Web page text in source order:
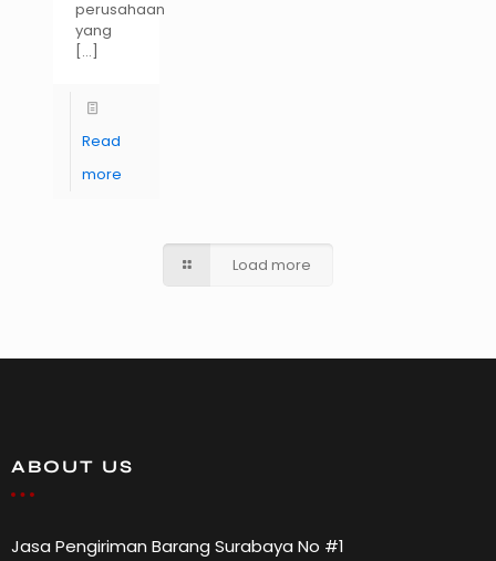
perusahaan
yang
[…]
Read
more
Load more
ABOUT US
Jasa Pengiriman Barang Surabaya No #1